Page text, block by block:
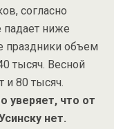
согласно
падает ниже
праздники объем
тысяч. Весной
и 80 тысяч.
уверяет, что от
нет.